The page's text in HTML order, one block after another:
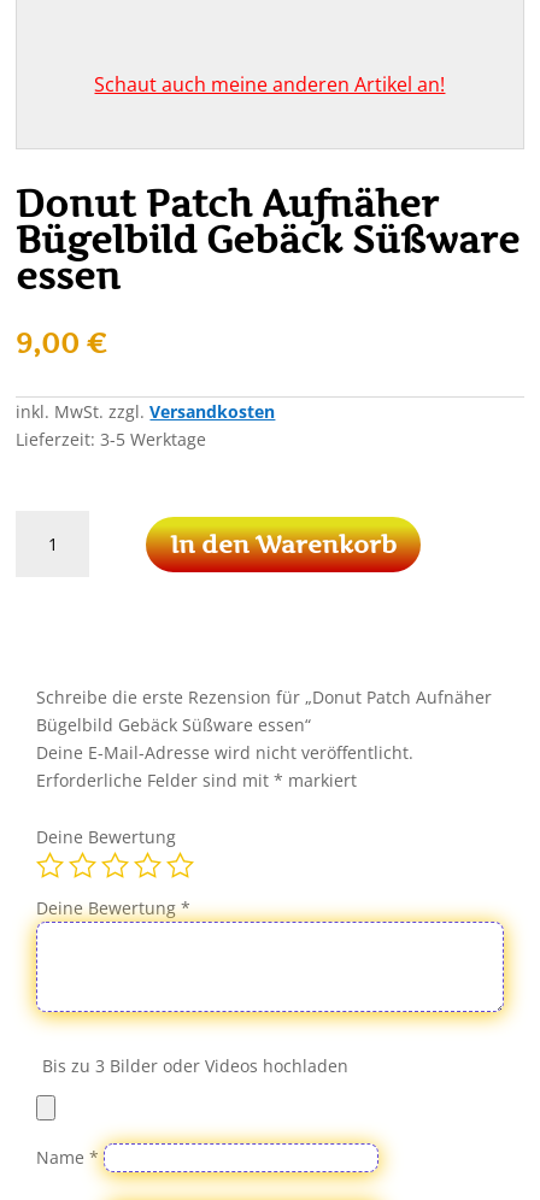
Schaut auch meine anderen Artikel an!
Donut Patch Aufnäher
Bügelbild Gebäck Süßware
essen
9,00€
inkl. MwSt. zzgl.Versandkosten
Lieferzeit:3-5 Werktage
Patch
essen
Menge
In den Warenkorb
Schreibe die erste Rezension für „Donut Patch Aufnäher
Bügelbild Gebäck Süßware essen“
Deine E-Mail-Adresse wird nicht veröffentlicht.
Erforderliche Felder sind mit* markiert
Deine Bewertung
Deine Bewertung*
Bis zu 3 Bilder oder Videos hochladen
Name*